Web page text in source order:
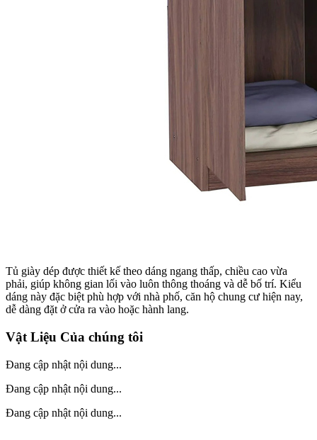
Tủ giày dép được thiết kế theo dáng ngang thấp, chiều cao vừa
phải, giúp không gian lối vào luôn thông thoáng và dễ bố trí. Kiểu
dáng này đặc biệt phù hợp với nhà phố, căn hộ chung cư hiện nay,
dễ dàng đặt ở cửa ra vào hoặc hành lang.
Vật Liệu Của chúng tôi
Đang cập nhật nội dung...
Đang cập nhật nội dung...
Đang cập nhật nội dung...